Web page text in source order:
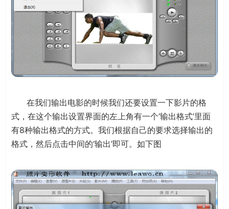
在我们输出电影的时候我们还要设置一下影片的格
式，在这个输出设置界面的左上角有一个‘输出格式’里面
有8种输出格式的方式。我们根据自己的要求选择输出的
格式，然后点击中间的‘输出’即可。如下图